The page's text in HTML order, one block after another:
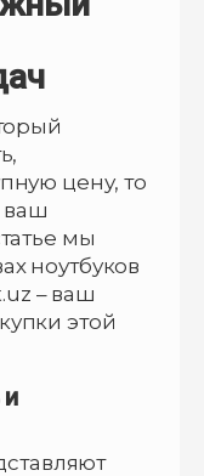
цену, то
ваш
мы
ноутбуков
– ваш
этой